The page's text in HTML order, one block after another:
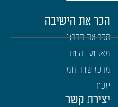
הכר את הישיבה
הכר את חברון
מאז ועד היום
מרכז שדה חמד
יזכור
יצירת קשר